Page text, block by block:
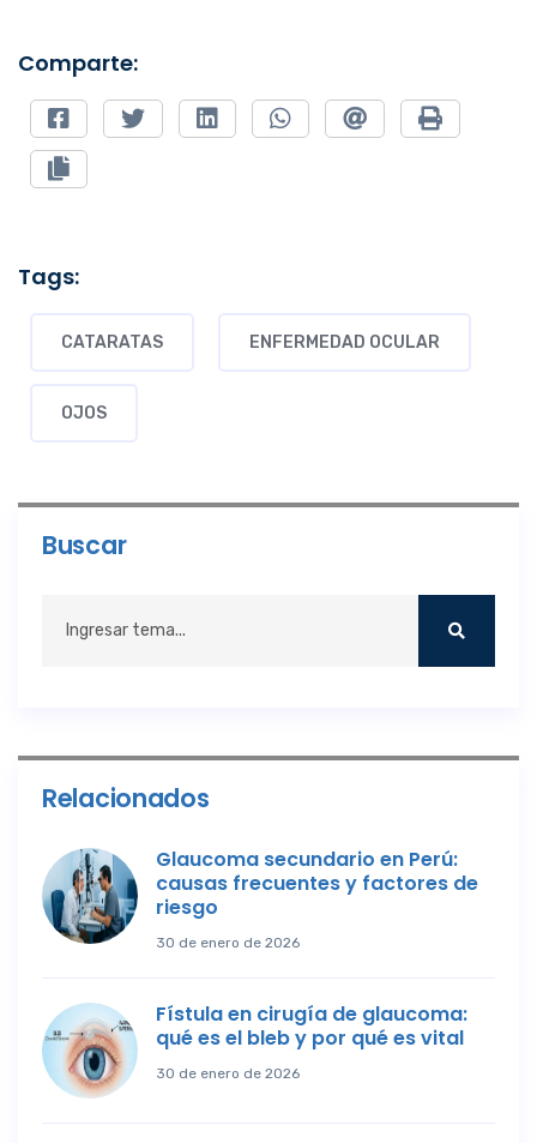
Comparte:
Tags:
CATARATAS ENFERMEDAD OCULAR
OJOS
Buscar
Relacionados
Glaucoma secundario en Perú:
causas frecuentes y factores de
riesgo
30 de enero de 2026
Fístula en cirugía de glaucoma:
qué es el bleb y por qué es vital
30 de enero de 2026